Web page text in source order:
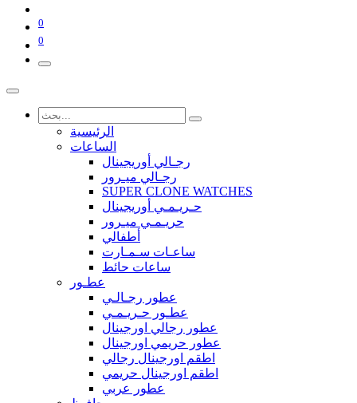
0
0
الرئيسية
الساعات
رجـالي أوريجينال
رجـالي ميـرور
SUPER CLONE WATCHES
حـريـمـي أوريجينال
حريـمـي ميـرور
أطفالي
ساعـات سـمـارت
ساعات حائط
عطـور
عطور رجـالـي
عطـور حـريـمـي
عطور رجالي اورجينال
عطور حريمي اورجينال
اطقم اورجينال رجالي
اطقم اورجينال حريمي
عطور عربي